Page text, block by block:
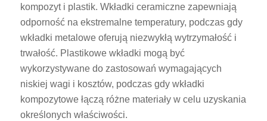
kompozyt i plastik. Wkładki ceramiczne zapewniają
odporność na ekstremalne temperatury, podczas gdy
wkładki metalowe oferują niezwykłą wytrzymałość i
trwałość. Plastikowe wkładki mogą być
wykorzystywane do zastosowań wymagających
niskiej wagi i kosztów, podczas gdy wkładki
kompozytowe łączą różne materiały w celu uzyskania
określonych właściwości.